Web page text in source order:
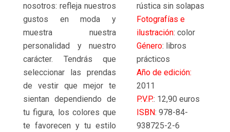
nosotros: refleja nuestros
gustos en moda y
muestra nuestra
personalidad y nuestro
carácter. Tendrás que
seleccionar las prendas
de vestir que mejor te
sientan dependiendo de
tu figura, los colores que
te favorecen y tu estilo
rústica sin solapas
Fotografías e
ilustración: color
Género: libros
prácticos
Año de edición:
2011
P.V.P.: 12,90 euros
ISBN: 978-84-
938725-2-6